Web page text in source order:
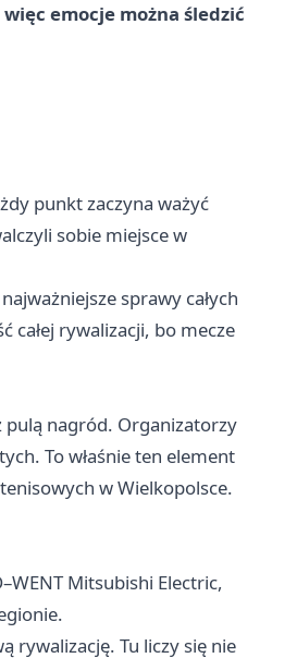
emocje można śledzić
punkt zaczyna ważyć
sobie miejsce w
sprawy całych
całej rywalizacji, bo mecze
pulą nagród. Organizatorzy
To właśnie ten element
w Wielkopolsce.
Mitsubishi Electric,
rywalizację. Tu liczy się nie